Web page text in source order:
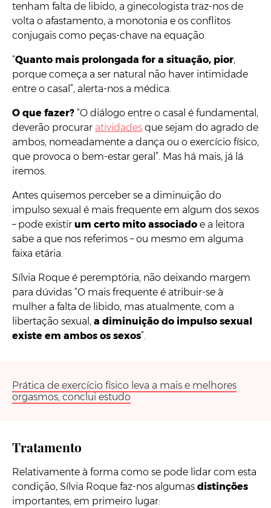
tenham falta de libido, a ginecologista traz-nos de
volta o afastamento, a monotonia e os conflitos
conjugais como peças-chave na equação.
“Quanto mais prolongada for a situação, pior,
porque começa a ser natural não haver intimidade
entre o casal”, alerta-nos a médica.
O que fazer? “O diálogo entre o casal é fundamental,
deverão procurar atividades que sejam do agrado de
ambos, nomeadamente a dança ou o exercício físico,
que provoca o bem-estar geral”. Mas há mais, já lá
iremos.
Antes quisemos perceber se a diminuição do
impulso sexual é mais frequente em algum dos sexos
– pode existir um certo mito associado e a leitora
sabe a que nos referimos – ou mesmo em alguma
faixa etária.
Sílvia Roque é peremptória, não deixando margem
para dúvidas “O mais frequente é atribuir-se à
mulher a falta de libido, mas atualmente, com a
libertação sexual, a diminuição do impulso sexual
existe em ambos os sexos”.
Prática de exercício físico leva a mais e melhores
orgasmos, conclui estudo
Tratamento
Relativamente à forma como se pode lidar com esta
condição, Sílvia Roque faz-nos algumas distinções
importantes, em primeiro lugar: